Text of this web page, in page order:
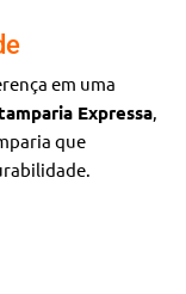
em uma
Expressa
que